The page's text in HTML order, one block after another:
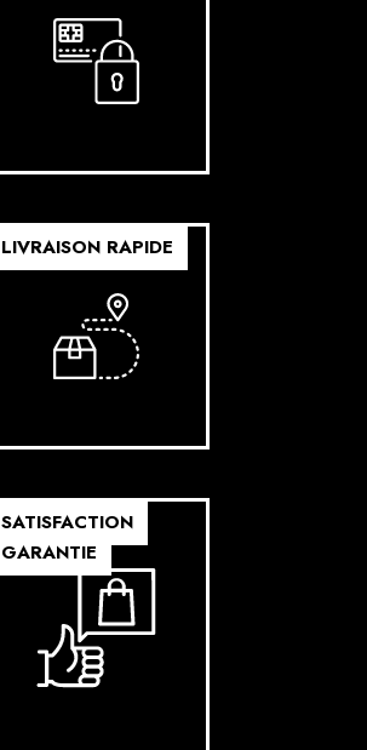
LIVRAISON RAPIDE
SATISFACTION
GARANTIE